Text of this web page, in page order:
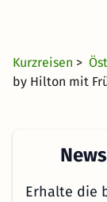
Kurzreisen >
by Hilton mit
Erhalte die